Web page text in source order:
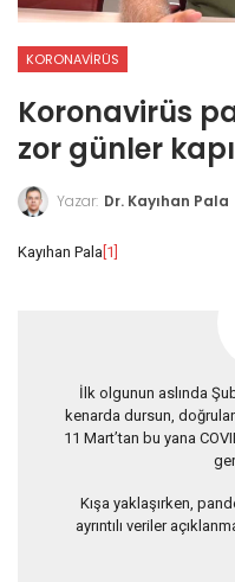
KORONAVIRÜS
Koronavirüs
zor günler
Yazar: Dr. Kayıhan Pala
Kayıhan Pala [1]
İlk olgunun aslında
kenarda dursun,
11 Mart’tan bu yana
Kışa yaklaşırken,
ayrıntılı veriler